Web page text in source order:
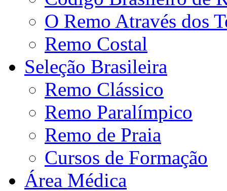
O Remo Através dos
Remo Costal
Seleção Brasileira
Remo Clássico
Remo Paralímpico
Remo de Praia
Cursos de Formação
Área Médica